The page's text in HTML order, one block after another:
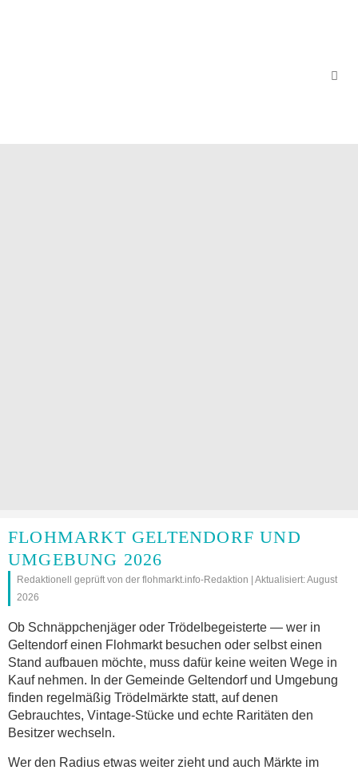
FLOHMARKT GELTENDORF UND
UMGEBUNG 2026
Redaktionell geprüft von der flohmarkt.info-Redaktion | Aktualisiert: August
2026
Ob Schnäppchenjäger oder Trödelbegeisterte — wer in
Geltendorf einen Flohmarkt besuchen oder selbst einen
Stand aufbauen möchte, muss dafür keine weiten Wege in
Kauf nehmen. In der Gemeinde Geltendorf und Umgebung
finden regelmäßig Trödelmärkte statt, auf denen
Gebrauchtes, Vintage-Stücke und echte Raritäten den
Besitzer wechseln.
Wer den Radius etwas weiter zieht und auch Märkte im